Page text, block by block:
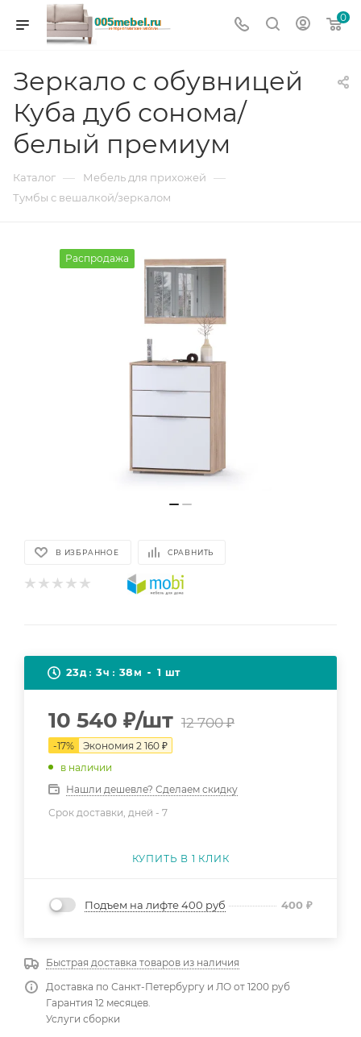
0
Зеркало с обувницей
Куба дуб сонома/
белый премиум
Каталог — Мебель для прихожей —
Тумбы с вешалкой/зеркалом
Распродажа
В ИЗБРАННОЕ СРАВНИТЬ
23д 3ч 38м 1 шт
10 540 ₽/шт 12 700₽
-17% Экономия 2 160 ₽
в наличии
Нашли дешевле? Сделаем скидку
Срок доставки, дней - 7
КУПИТЬ В 1 КЛИК
Подъем на лифте 400 руб 400 ₽
Быстрая доставка товаров из наличия
Доставка по Санкт-Петербургу и ЛО от 1200 руб
Гарантия 12 месяцев.
Услуги сборки